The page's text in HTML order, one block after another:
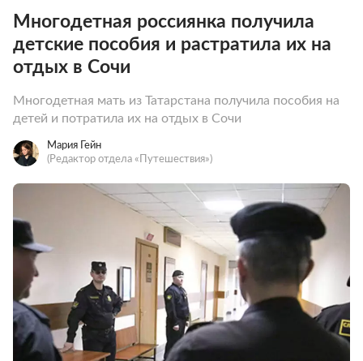
Многодетная россиянка получила
детские пособия и растратила их на
отдых в Сочи
Многодетная мать из Татарстана получила пособия на
детей и потратила их на отдых в Сочи
Мария Гейн
(Редактор отдела «Путешествия»)